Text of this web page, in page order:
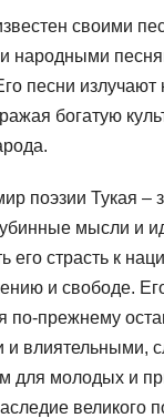
своими
народными
песни излучают
богатую
поэзии Тукая –
мысли и
его страсть к
и свободе.
по-прежнему
и влиятельными,
для молодых и
великого